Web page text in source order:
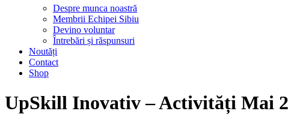
Despre munca noastră
Membrii Echipei Sibiu
Devino voluntar
Întrebări și răspunsuri
Noutăți
Contact
Shop
UpSkill Inovativ – Activități Mai